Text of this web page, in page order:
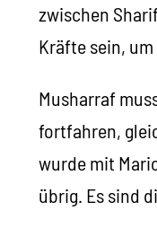
zwischen
Kräfte sein,
Musharraf
fortfahren,
wurde mit
übrig. Es sind